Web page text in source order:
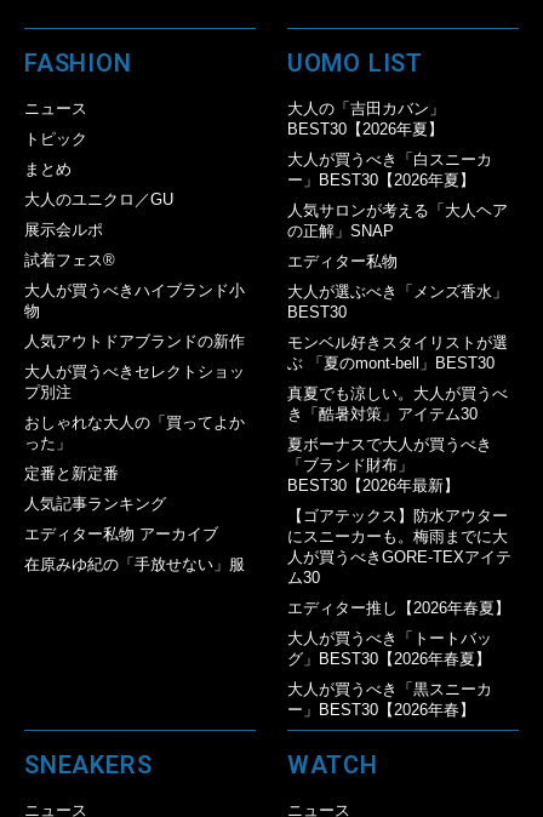
FASHION
ニュース
トピック
まとめ
大人のユニクロ／GU
展示会ルポ
試着フェス®︎
大人が買うべきハイブランド小
物
人気アウトドアブランドの新作
大人が買うべきセレクトショッ
プ別注
おしゃれな大人の「買ってよか
った」
定番と新定番
人気記事ランキング
エディター私物 アーカイブ
在原みゆ紀の「手放せない」服
UOMO LIST
大人の「吉田カバン」
BEST30【2026年夏】
大人が買うべき「白スニーカ
ー」BEST30【2026年夏】
人気サロンが考える「大人ヘア
の正解」SNAP
エディター私物
大人が選ぶべき「メンズ香水」
BEST30
モンベル好きスタイリストが選
ぶ 「夏のmont-bell」BEST30
真夏でも涼しい。大人が買うべ
き「酷暑対策」アイテム30
夏ボーナスで大人が買うべき
「ブランド財布」
BEST30【2026年最新】
【ゴアテックス】防水アウター
にスニーカーも。梅雨までに大
人が買うべきGORE-TEXアイテ
ム30
エディター推し【2026年春夏】
大人が買うべき「トートバッ
グ」BEST30【2026年春夏】
大人が買うべき「黒スニーカ
ー」BEST30【2026年春】
SNEAKERS
ニュース
WATCH
ニュース